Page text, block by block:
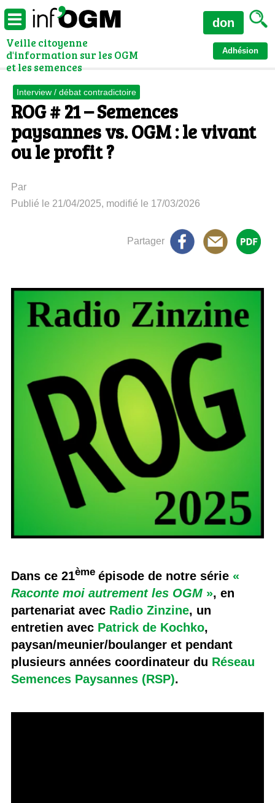
Veille citoyenne
d'information sur les OGM
et les semences
Adhésion
don
Interview / débat contradictoire
ROG # 21 – Semences
paysannes vs. OGM : le vivant
ou le profit ?
Par
Publié le 21/04/2025, modifié le 17/03/2026
Partager
Dans ce 21ème épisode de notre série «
Raconte moi autrement les OGM», en
partenariat avec Radio Zinzine, un
entretien avec Patrick de Kochko,
paysan/meunier/boulanger et pendant
plusieurs années coordinateur du Réseau
Semences Paysannes (RSP).